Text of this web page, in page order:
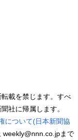
載を禁じます。すべ
社に帰属します。
について(日本新聞協
まで